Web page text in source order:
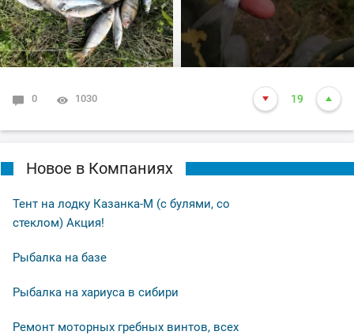
0 1030 19
Новое в Компаниях
Тент на лодку Казанка-М (с булями, со
стеклом) Акция!
Рыбалка на базе
Рыбалка на хариуса в сибири
Ремонт моторных гребных винтов, всех